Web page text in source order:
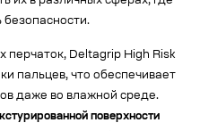
перчаток, Deltagrip High Risk
пальцев, что обеспечивает
даже во влажной среде.
поверхности